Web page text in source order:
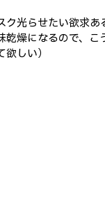
ク光らせたい欲求あ
乾燥になるので、
しい）